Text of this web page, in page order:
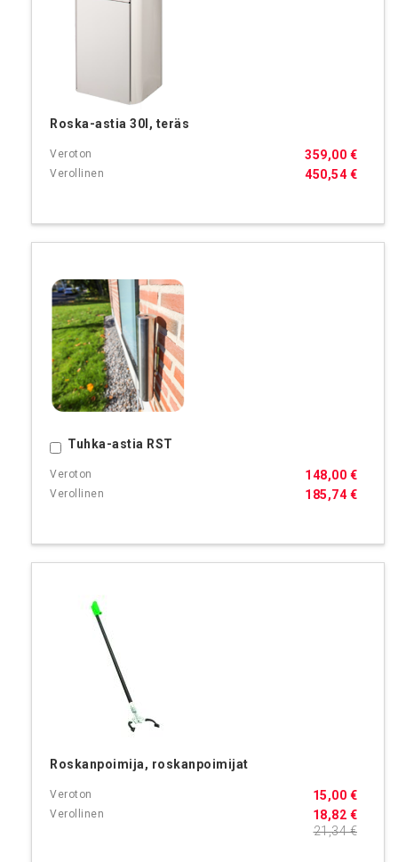
Roska-astia 30l, teräs
450,54 €
359,00 €
Tuhka-astia RST
185,74 €
148,00 €
Ostoskoriin
Roskanpoimija, roskanpoimijat
18,82 €
15,00 €
21,34 €